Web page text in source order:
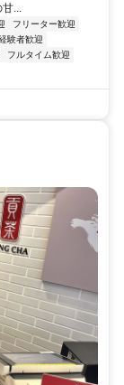
...
フリーター歓迎
験者歓迎
フルタイム歓迎